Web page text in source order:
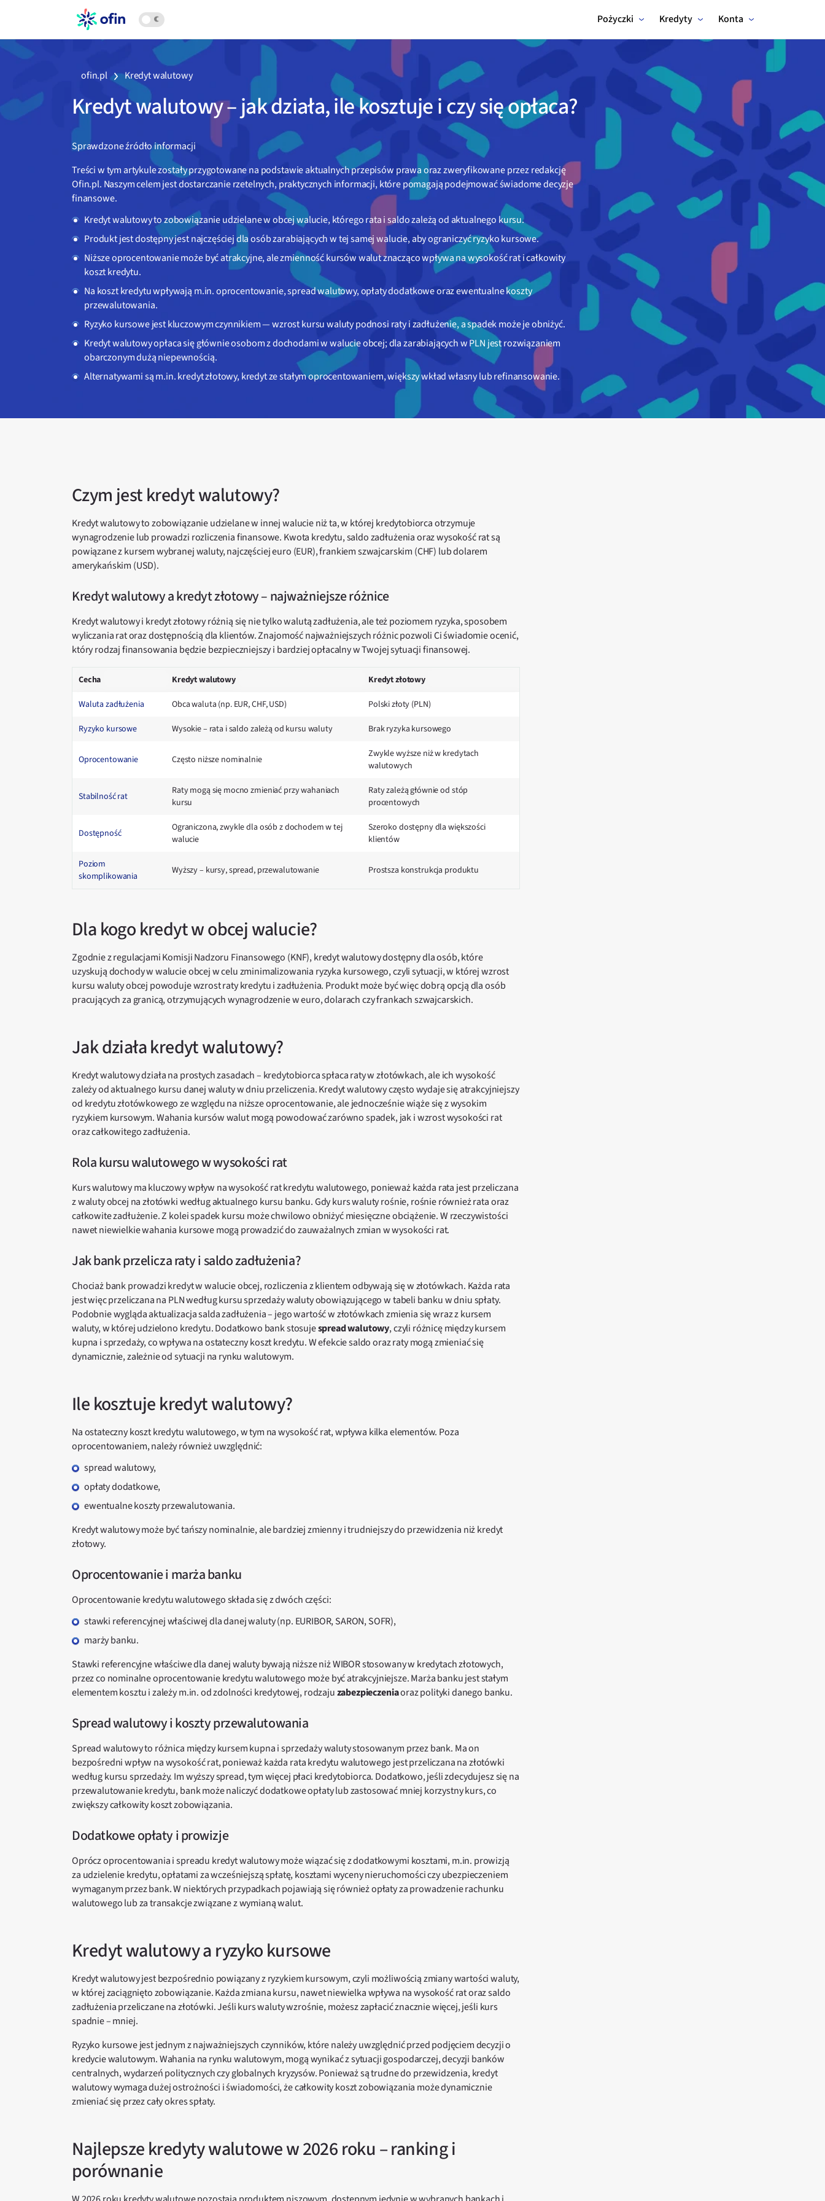
Pożyczki Kredyty Konta
ofin.pl Kredyt walutowy
Kredyt walutowy – jak działa, ile kosztuje i czy się opłaca?
Sprawdzone źródło informacji
Treści w tym artykule zostały przygotowane na podstawie aktualnych przepisów prawa oraz zweryfikowane przez redakcję
Ofin.pl. Naszym celem jest dostarczanie rzetelnych, praktycznych informacji, które pomagają podejmować świadome decyzje
finansowe.
Kredyt walutowy to zobowiązanie udzielane w obcej walucie, którego rata i saldo zależą od aktualnego kursu.
Produkt jest dostępny jest najczęściej dla osób zarabiających w tej samej walucie, aby ograniczyć ryzyko kursowe.
Niższe oprocentowanie może być atrakcyjne, ale zmienność kursów walut znacząco wpływa na wysokość rat i całkowity
koszt kredytu.
Na koszt kredytu wpływają m.in. oprocentowanie, spread walutowy, opłaty dodatkowe oraz ewentualne koszty
przewalutowania.
Ryzyko kursowe jest kluczowym czynnikiem — wzrost kursu waluty podnosi raty i zadłużenie, a spadek może je obniżyć.
Kredyt walutowy opłaca się głównie osobom z dochodami w walucie obcej; dla zarabiających w PLN jest rozwiązaniem
obarczonym dużą niepewnością.
Alternatywami są m.in. kredyt złotowy, kredyt ze stałym oprocentowaniem, większy wkład własny lub refinansowanie.
Czym jest kredyt walutowy?
Kredyt walutowy to zobowiązanie udzielane w innej walucie niż ta, w której kredytobiorca otrzymuje
wynagrodzenie lub prowadzi rozliczenia finansowe. Kwota kredytu, saldo zadłużenia oraz wysokość rat są
powiązane z kursem wybranej waluty, najczęściej euro (EUR), frankiem szwajcarskim (CHF) lub dolarem
amerykańskim (USD).
Kredyt walutowy a kredyt złotowy – najważniejsze różnice
Kredyt walutowy i kredyt złotowy różnią się nie tylko walutą zadłużenia, ale też poziomem ryzyka, sposobem
wyliczania rat oraz dostępnością dla klientów. Znajomość najważniejszych różnic pozwoli Ci świadomie ocenić,
który rodzaj finansowania będzie bezpieczniejszy i bardziej opłacalny w Twojej sytuacji finansowej.
Cecha Kredyt walutowy
Kredyt złotowy
Waluta zadłużenia
Obca waluta (np. EUR, CHF, USD)
Polski złoty (PLN)
Ryzyko kursowe
Wysokie – rata i saldo zależą od kursu waluty Brak ryzyka kursowego
Oprocentowanie Często niższe nominalnie
Zwykle wyższe niż w kredytach
walutowych
Stabilność rat
Raty mogą się mocno zmieniać przy wahaniach
kursu
Raty zależą głównie od stóp
procentowych
Dostępność
Ograniczona, zwykle dla osób z dochodem w tej
walucie
Szeroko dostępny dla większości
klientów
Poziom
skomplikowania
Wyższy – kursy, spread, przewalutowanie Prostsza konstrukcja produktu
Dla kogo kredyt w obcej walucie?
Zgodnie z regulacjami Komisji Nadzoru Finansowego (KNF), kredyt walutowy dostępny dla osób, które
uzyskują dochody w walucie obcej w celu zminimalizowania ryzyka kursowego, czyli sytuacji, w której wzrost
kursu waluty obcej powoduje wzrost raty kredytu i zadłużenia. Produkt może być więc dobrą opcją dla osób
pracujących za granicą, otrzymujących wynagrodzenie w euro, dolarach czy frankach szwajcarskich.
Jak działa kredyt walutowy?
Kredyt walutowy działa na prostych zasadach – kredytobiorca spłaca raty w złotówkach, ale ich wysokość
zależy od aktualnego kursu danej waluty w dniu przeliczenia. Kredyt walutowy często wydaje się atrakcyjniejszy
od kredytu złotówkowego ze względu na niższe oprocentowanie, ale jednocześnie wiąże się z wysokim
ryzykiem kursowym. Wahania kursów walut mogą powodować zarówno spadek, jak i wzrost wysokości rat
oraz całkowitego zadłużenia.
Rola kursu walutowego w wysokości rat
Kurs walutowy ma kluczowy wpływ na wysokość rat kredytu walutowego, ponieważ każda rata jest przeliczana
z waluty obcej na złotówki według aktualnego kursu banku. Gdy kurs waluty rośnie, rośnie również rata oraz
całkowite zadłużenie. Z kolei spadek kursu może chwilowo obniżyć miesięczne obciążenie. W rzeczywistości
nawet niewielkie wahania kursowe mogą prowadzić do zauważalnych zmian w wysokości rat.
Jak bank przelicza raty i saldo zadłużenia?
Chociaż bank prowadzi kredyt w walucie obcej, rozliczenia z klientem odbywają się w złotówkach. Każda rata
jest więc przeliczana na PLN według kursu sprzedaży waluty obowiązującego w tabeli banku w dniu spłaty.
Podobnie wygląda aktualizacja salda zadłużenia – jego wartość w złotówkach zmienia się wraz z kursem
waluty, w której udzielono kredytu. Dodatkowo bank stosujespread walutowy, czyli różnicę między kursem
kupna i sprzedaży, co wpływa na ostateczny koszt kredytu. W efekcie saldo oraz raty mogą zmieniać się
dynamicznie, zależnie od sytuacji na rynku walutowym.
Ile kosztuje kredyt walutowy?
Na ostateczny koszt kredytu walutowego, w tym na wysokość rat, wpływa kilka elementów. Poza
oprocentowaniem, należy również uwzględnić:
spread walutowy,
opłaty dodatkowe,
ewentualne koszty przewalutowania.
Kredyt walutowy może być tańszy nominalnie, ale bardziej zmienny i trudniejszy do przewidzenia niż kredyt
złotowy.
Oprocentowanie i marża banku
Oprocentowanie kredytu walutowego składa się z dwóch części:
stawki referencyjnej właściwej dla danej waluty (np. EURIBOR, SARON, SOFR),
marży banku.
Stawki referencyjne właściwe dla danej waluty bywają niższe niż WIBOR stosowany w kredytach złotowych,
przez co nominalne oprocentowanie kredytu walutowego może być atrakcyjniejsze. Marża banku jest stałym
elementem kosztu i zależy m.in. od zdolności kredytowej, rodzajuzabezpieczeniaoraz polityki danego banku.
Spread walutowy i koszty przewalutowania
Spread walutowy to różnica między kursem kupna i sprzedaży waluty stosowanym przez bank. Ma on
bezpośredni wpływ na wysokość rat, ponieważ każda rata kredytu walutowego jest przeliczana na złotówki
według kursu sprzedaży. Im wyższy spread, tym więcej płaci kredytobiorca. Dodatkowo, jeśli zdecydujesz się na
przewalutowanie kredytu, bank może naliczyć dodatkowe opłaty lub zastosować mniej korzystny kurs, co
zwiększy całkowity koszt zobowiązania.
Dodatkowe opłaty i prowizje
Oprócz oprocentowania i spreadu kredyt walutowy może wiązać się z dodatkowymi kosztami, m.in. prowizją
za udzielenie kredytu, opłatami za wcześniejszą spłatę, kosztami wyceny nieruchomości czy ubezpieczeniem
wymaganym przez bank. W niektórych przypadkach pojawiają się również opłaty za prowadzenie rachunku
walutowego lub za transakcje związane z wymianą walut.
Kredyt walutowy a ryzyko kursowe
Kredyt walutowy jest bezpośrednio powiązany z ryzykiem kursowym, czyli możliwością zmiany wartości waluty,
w której zaciągnięto zobowiązanie. Każda zmiana kursu, nawet niewielka wpływa na wysokość rat oraz saldo
zadłużenia przeliczane na złotówki. Jeśli kurs waluty wzrośnie, możesz zapłacić znacznie więcej, jeśli kurs
spadnie – mniej.
Ryzyko kursowe jest jednym z najważniejszych czynników, które należy uwzględnić przed podjęciem decyzji o
kredycie walutowym. Wahania na rynku walutowym, mogą wynikać z sytuacji gospodarczej, decyzji banków
centralnych, wydarzeń politycznych czy globalnych kryzysów. Ponieważ są trudne do przewidzenia, kredyt
walutowy wymaga dużej ostrożności i świadomości, że całkowity koszt zobowiązania może dynamicznie
zmieniać się przez cały okres spłaty.
Najlepsze kredyty walutowe w 2026 roku – ranking i
porównanie